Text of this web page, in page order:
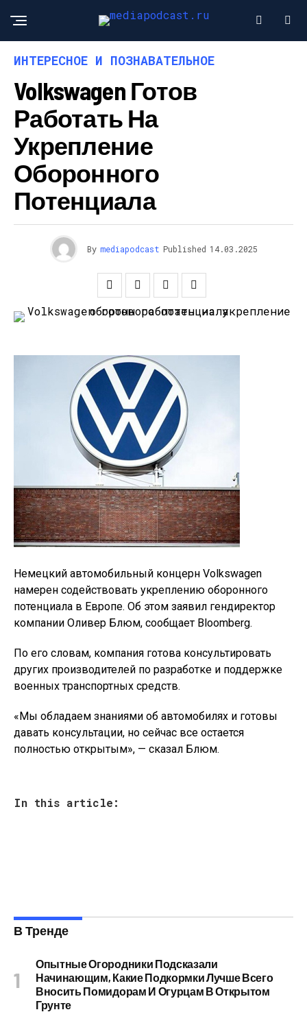
ИНТЕРЕСНОЕ И ПОЗНАВАТЕЛЬНОЕ
Volkswagen Готов
Работать На
Укрепление
Оборонного
Потенциала
By mediapodcast Published 14.03.2025
Немецкий автомобильный концерн Volkswagen
намерен содействовать укреплению оборонного
потенциала в Европе. Об этом заявил гендиректор
компании Оливер Блюм, сообщает Bloomberg.
По его словам, компания готова консультировать
других производителей по разработке и поддержке
военных транспортных средств.
«Мы обладаем знаниями об автомобилях и готовы
давать консультации, но сейчас все остается
полностью открытым», — сказал Блюм.
In this article:
В Тренде
Опытные Огородники Подсказали
Начинающим, Какие Подкормки Лучше Всего
Вносить Помидорам И Огурцам В Открытом
Грунте